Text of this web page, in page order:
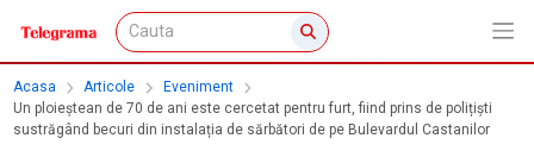
Acasa Articole
Eveniment
Un ploieștean de 70 de ani este cercetat pentru furt, fiind prins de polițiști
sustrăgând becuri din instalația de sărbători de pe Bulevardul Castanilor